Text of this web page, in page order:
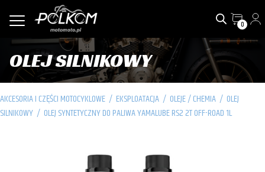
0
OLEJ SILNIKOWY
AKCESORIA I CZĘŚCI MOTOCYKLOWE / EKSPLOATACJA / OLEJE / CHEMIA / OLEJ
SILNIKOWY / OLEJ SYNTETYCZNY DO PALIWA YAMALUBE RS2 2T OFF-ROAD 1L